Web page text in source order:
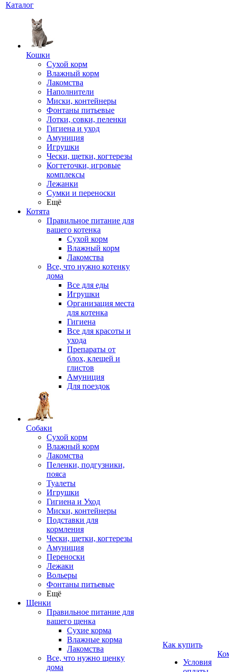
Каталог
Кошки
Сухой корм
Влажный корм
Лакомства
Наполнители
Миски, контейнеры
Фонтаны питьевые
Лотки, совки, пеленки
Гигиена и уход
Амуниция
Игрушки
Чески, щетки, когтерезы
Когтеточки, игровые
комплексы
Лежанки
Сумки и переноски
Ещё
Котята
Правильное питание для
вашего котенка
Сухой корм
Влажный корм
Лакомства
Все, что нужно котенку
дома
Все для еды
Игрушки
Организация места
для котенка
Гигиена
Все для красоты и
ухода
Препараты от
блох, клещей и
глистов
Амуниция
Для поездок
Собаки
Сухой корм
Влажный корм
Лакомства
Пеленки, подгузники,
пояса
Туалеты
Игрушки
Гигиена и Уход
Миски, контейнеры
Подставки для
кормления
Чески, щетки, когтерезы
Амуниция
Переноски
Лежаки
Вольеры
Фонтаны питьевые
Ещё
Щенки
Правильное питание для
вашего щенка
Сухие корма
Влажные корма
Лакомства
Все, что нужно щенку
дома
Как купить
Условия